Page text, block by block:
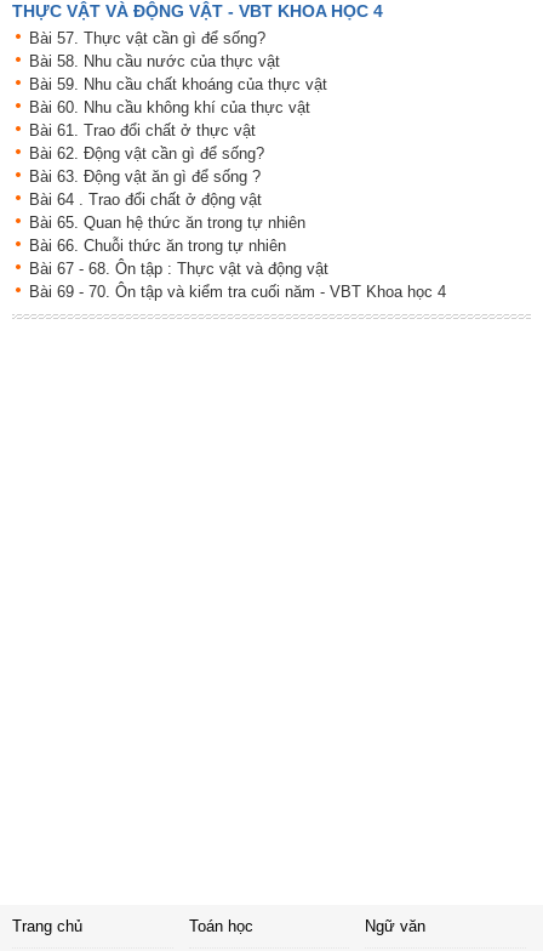
THỰC VẬT VÀ ĐỘNG VẬT - VBT KHOA HỌC 4
Bài 57. Thực vật cần gì để sống?
Bài 58. Nhu cầu nước của thực vật
Bài 59. Nhu cầu chất khoáng của thực vật
Bài 60. Nhu cầu không khí của thực vật
Bài 61. Trao đổi chất ở thực vật
Bài 62. Động vật cần gì để sống?
Bài 63. Động vật ăn gì để sống ?
Bài 64 . Trao đổi chất ở động vật
Bài 65. Quan hệ thức ăn trong tự nhiên
Bài 66. Chuỗi thức ăn trong tự nhiên
Bài 67 - 68. Ôn tập : Thực vật và động vật
Bài 69 - 70. Ôn tập và kiểm tra cuối năm - VBT Khoa học 4
Trang chủ Toán học Ngữ văn